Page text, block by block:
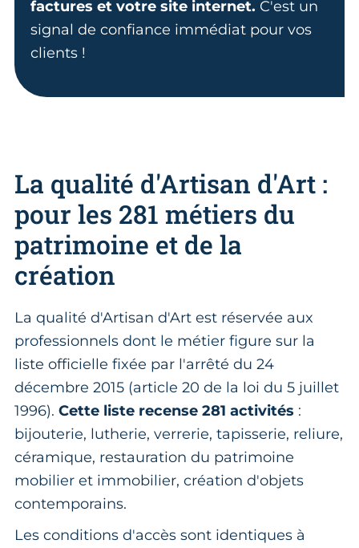
factures et votre site internet. C'est un
signal de confiance immédiat pour vos
clients !
La qualité d'Artisan d'Art :
pour les 281 métiers du
patrimoine et de la
création
La qualité d'Artisan d'Art est réservée aux
professionnels dont le métier figure sur la
liste officielle fixée par l'arrêté du 24
décembre 2015 (article 20 de la loi du 5 juillet
1996). Cette liste recense 281 activités :
bijouterie, lutherie, verrerie, tapisserie, reliure,
céramique, restauration du patrimoine
mobilier et immobilier, création d'objets
contemporains.
Les conditions d'accès sont identiques à